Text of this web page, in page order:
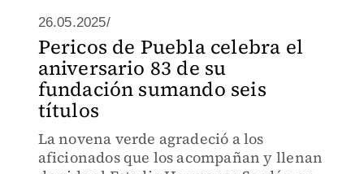
26.05.2025/
Pericos de Puebla celebra el
aniversario 83 de su
fundación sumando seis
títulos
La novena verde agradeció a los
aficionados que los acompañan y llenan